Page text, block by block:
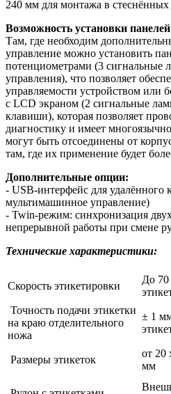
240 мм для монтажа в стеснённых
Возможность установки
Там, где необходим
управление можно установить
потенциометрами (3 сигнальные
управления), что позволяет
управляемости устройством или
с LCD экраном (2 сигнальные
клавиши), которая позволяет
диагностику и имеет
могут быть отсоединены от
там, где их применение будет
Дополнительные опции:
- USB-интерфейс для удалённого
мультимашинное управление)
- Twin-режим: синхронизация
непрерывной работы при смене
Технические характеристики:
Скорость этикетировки
До
Точность подачи этикетки
на краю отделительного
ножа
± 1
Размеры этикеток
от 20
мм